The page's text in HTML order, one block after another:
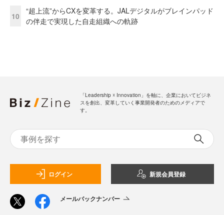
10
“超上流”からCXを変革する。JALデジタルがブレインパッド
の伴走で実現した自走組織への軌跡
「Leadership ☓ Innovation」を軸に、企業においてビジネ
スを創出、変革していく事業開発者のためのメディアで
す。
ログイン 新規会員登録
メールバックナンバー